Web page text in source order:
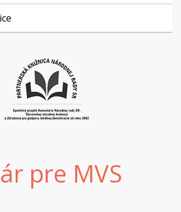
pre MVS